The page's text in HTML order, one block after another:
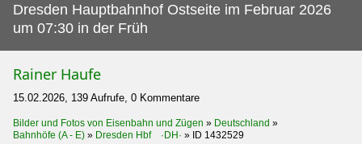
Dresden Hauptbahnhof Ostseite im Februar 2026
um 07:30 in der Früh
Rainer Haufe
15.02.2026, 139 Aufrufe, 0 Kommentare
Bilder und Fotos von Eisenbahn und Zügen » Deutschland »
Bahnhöfe (A - E) » Dresden Hbf ·DH· » ID 1432529